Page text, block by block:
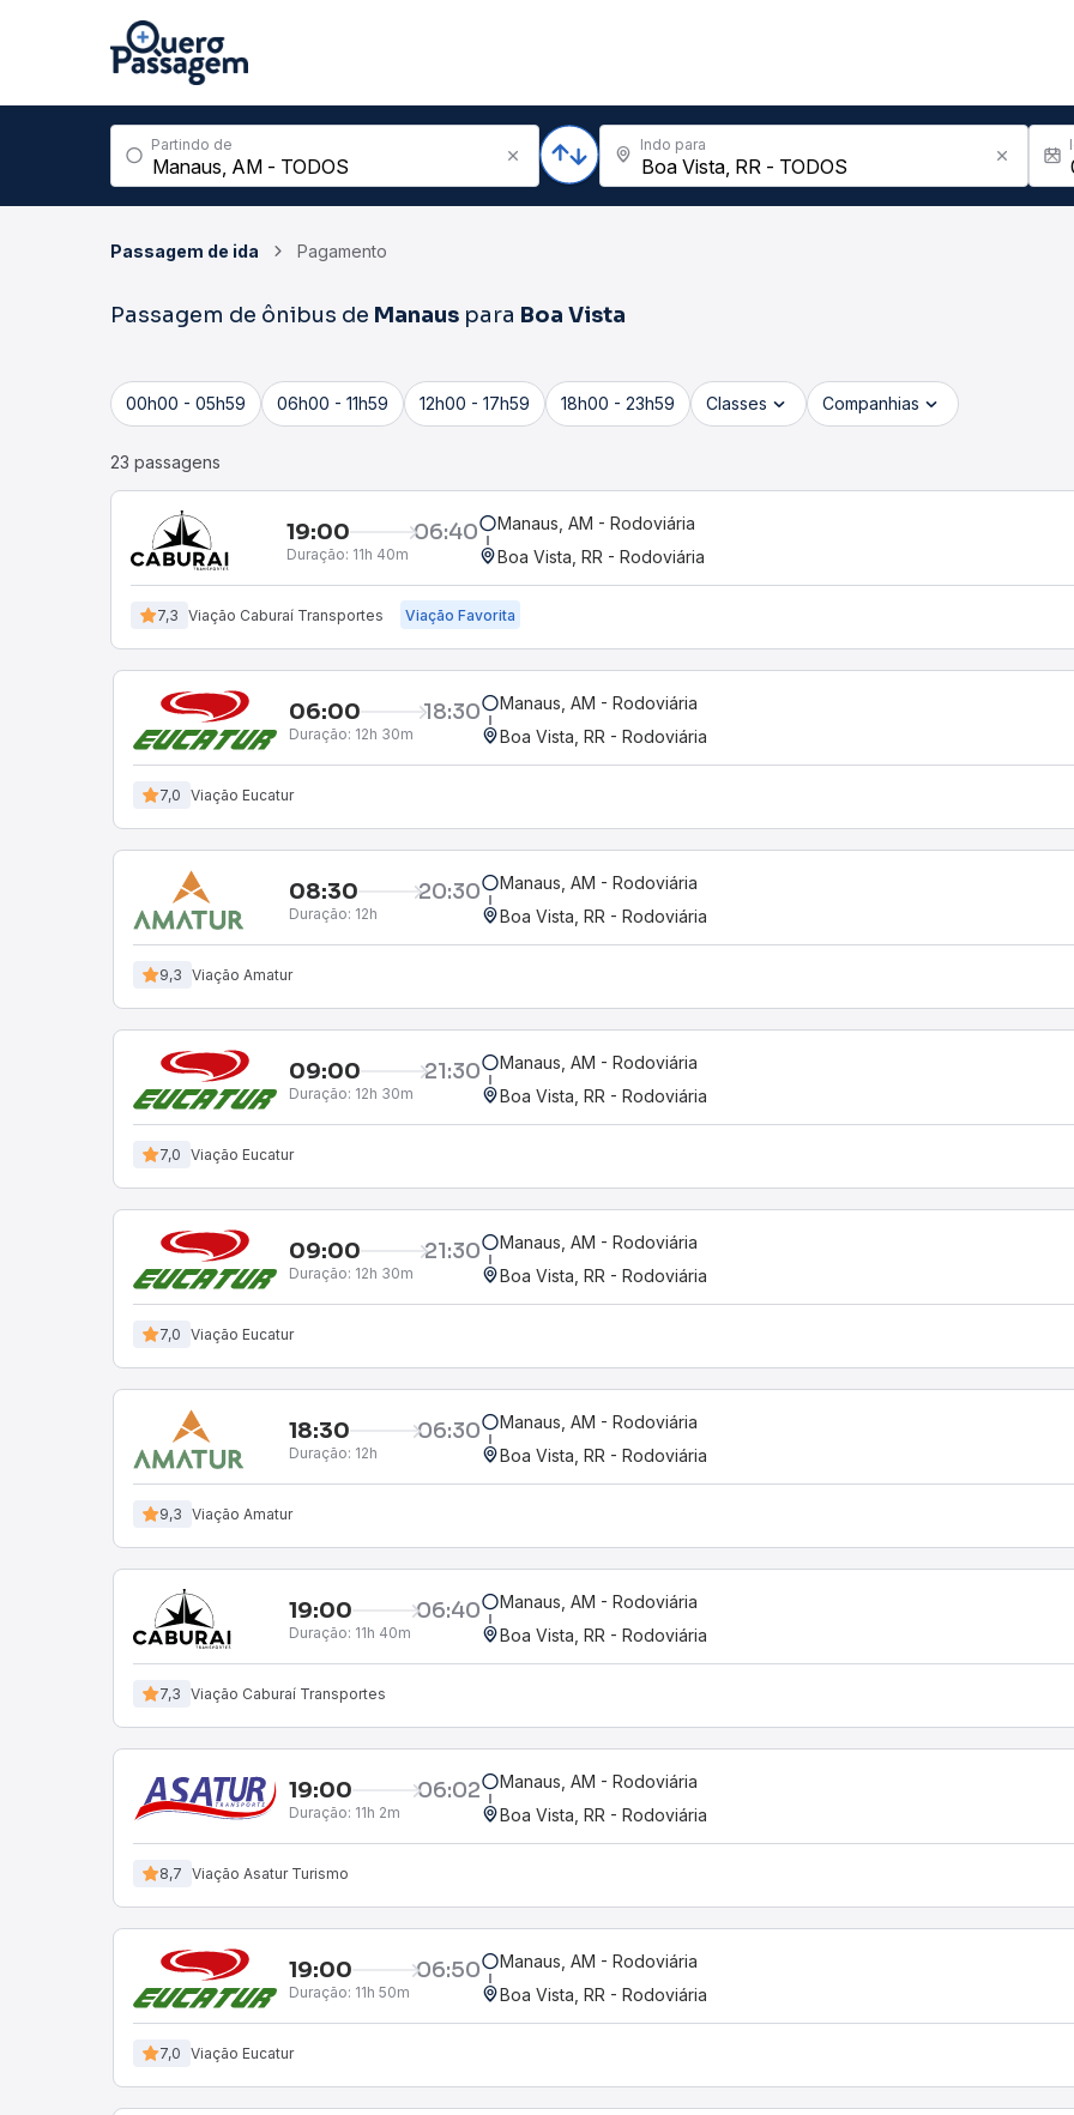
Partindo de Indo para
Passagem de ida Pagamento
Passagem de ônibus de Manaus para Boa Vista
00h00 - 05h59 06h00 - 11h59 12h00 - 17h59 18h00 - 23h59 Classes Companhias
23 passagens
19:00 06:40
Duração: 11h 40m
Manaus, AM - Rodoviária
Boa Vista, RR - Rodoviária
7,3 Viação Caburaí Transportes Viação Favorita
06:00 18:30
Duração: 12h 30m
Manaus, AM - Rodoviária
Boa Vista, RR - Rodoviária
7,0 Viação Eucatur
08:30 20:30
Duração: 12h
Manaus, AM - Rodoviária
Boa Vista, RR - Rodoviária
9,3 Viação Amatur
09:00 21:30
Duração: 12h 30m
Manaus, AM - Rodoviária
Boa Vista, RR - Rodoviária
7,0 Viação Eucatur
09:00 21:30
Duração: 12h 30m
Manaus, AM - Rodoviária
Boa Vista, RR - Rodoviária
7,0 Viação Eucatur
18:30 06:30
Duração: 12h
Manaus, AM - Rodoviária
Boa Vista, RR - Rodoviária
9,3 Viação Amatur
19:00 06:40
Duração: 11h 40m
Manaus, AM - Rodoviária
Boa Vista, RR - Rodoviária
7,3 Viação Caburaí Transportes
19:00 06:02
Duração: 11h 2m
Manaus, AM - Rodoviária
Boa Vista, RR - Rodoviária
8,7 Viação Asatur Turismo
19:00 06:50
Duração: 11h 50m
Manaus, AM - Rodoviária
Boa Vista, RR - Rodoviária
7,0 Viação Eucatur